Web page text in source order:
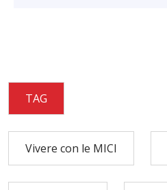
TAG
Vivere con le MICI